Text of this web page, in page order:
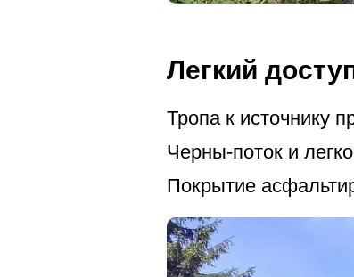
Легкий
Тропа к источнику
Черны-поток и
Покрытие